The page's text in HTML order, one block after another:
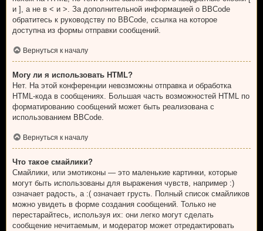
и ], а не в < и >. За дополнительной информацией о BBCode
обратитесь к руководству по BBCode, ссылка на которое
доступна из формы отправки сообщений.
Вернуться к началу
Могу ли я использовать HTML?
Нет. На этой конференции невозможны отправка и обработка
HTML-кода в сообщениях. Большая часть возможностей HTML по
форматированию сообщений может быть реализована с
использованием BBCode.
Вернуться к началу
Что такое смайлики?
Смайлики, или эмотиконы — это маленькие картинки, которые
могут быть использованы для выражения чувств, например :)
означает радость, а :( означает грусть. Полный список смайликов
можно увидеть в форме создания сообщений. Только не
перестарайтесь, используя их: они легко могут сделать
сообщение нечитаемым, и модератор может отредактировать